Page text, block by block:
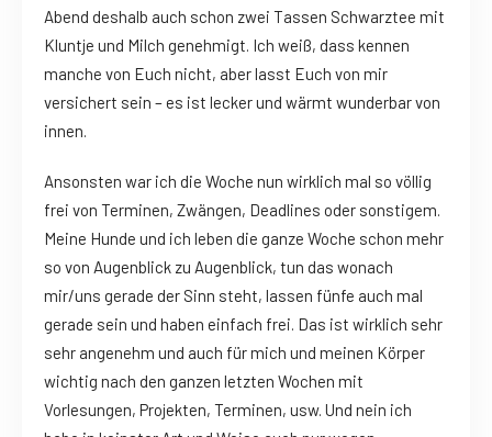
Abend deshalb auch schon zwei Tassen Schwarztee mit
Kluntje und Milch genehmigt. Ich weiß, dass kennen
manche von Euch nicht, aber lasst Euch von mir
versichert sein – es ist lecker und wärmt wunderbar von
innen.
Ansonsten war ich die Woche nun wirklich mal so völlig
frei von Terminen, Zwängen, Deadlines oder sonstigem.
Meine Hunde und ich leben die ganze Woche schon mehr
so von Augenblick zu Augenblick, tun das wonach
mir/uns gerade der Sinn steht, lassen fünfe auch mal
gerade sein und haben einfach frei. Das ist wirklich sehr
sehr angenehm und auch für mich und meinen Körper
wichtig nach den ganzen letzten Wochen mit
Vorlesungen, Projekten, Terminen, usw. Und nein ich